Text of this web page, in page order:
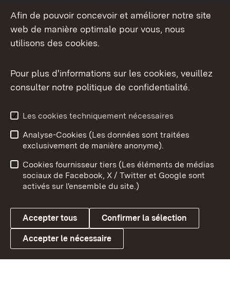
Aperçu des thèmes
Link zum Landesportal
Conseils d'utilisation
Confidentialité
Cookies
Afin de pouvoir concevoir et améliorer notre site
web de manière optimale pour vous, nous
utilisons des cookies.
Pour plus d'informations sur les cookies, veuillez
consulter notre politique de confidentialité.
Les cookies techniquement nécessaires
Analyse-Cookies (Les données sont traitées
exclusivement de manière anonyme).
Cookies fournisseur tiers (Les éléments de médias
sociaux de Facebook, X / Twitter et Google sont
activés sur l'ensemble du site.)
Accepter tous Confirmer la sélection
Accepter le nécessaire